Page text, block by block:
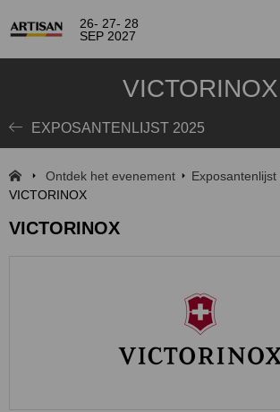
26- 27- 28
SEP 2027
VICTORINOX
EXPOSANTENLIJST 2025
Ontdek het evenement
Exposantenlijst
VICTORINOX
VICTORINOX